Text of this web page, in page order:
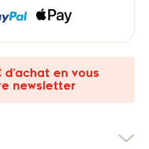
en vous
newsletter
×
des produits à votre